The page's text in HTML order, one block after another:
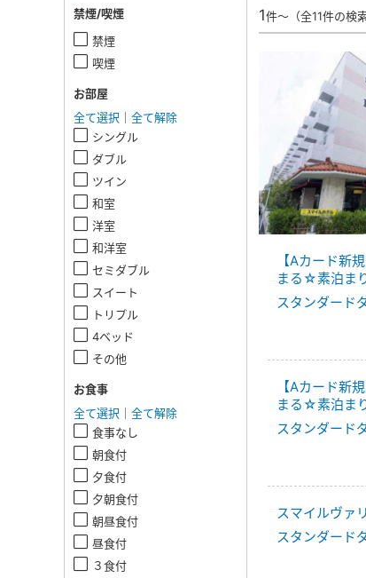
禁煙/喫煙
禁煙
喫煙
お部屋
全て選択
全て解除
シングル
ダブル
ツイン
和室
洋室
和洋室
セミダブル
スイート
トリプル
4ベッド
その他
お食事
全て選択
全て解除
食事なし
朝食付
夕食付
夕朝食付
朝昼食付
昼食付
３食付
1件～（全11件の検
【Aカード新
まる☆素泊ま
スタンダード
【Aカード新
まる☆素泊ま
スタンダード
スマイルヴァ
スタンダード